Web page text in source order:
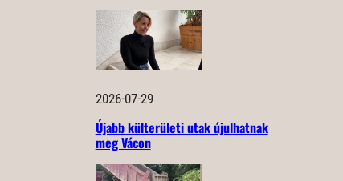
2026-07-29
Újabb külterületi utak újulhatnak
meg Vácon